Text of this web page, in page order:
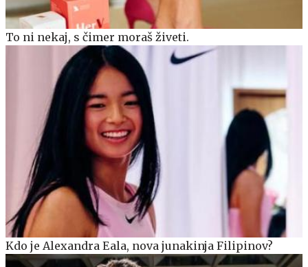
To ni nekaj, s čimer moraš živeti.
Kdo je Alexandra Eala, nova junakinja Filipinov?